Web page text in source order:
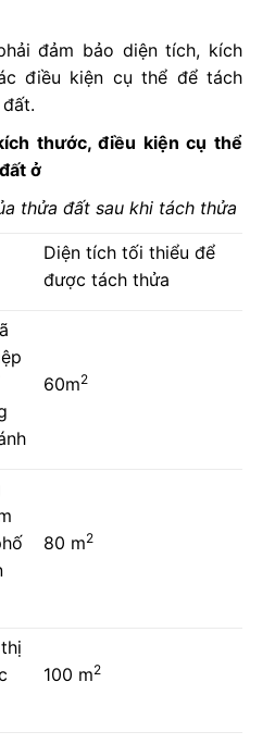
đảm bảo diện tích, kích
điều kiện cụ thể để tách
thước, điều kiện cụ thể
ở
thửa đất sau khi tách thửa
Diện tích tối thiểu để
được tách thửa
60m2
80 m2
100 m2